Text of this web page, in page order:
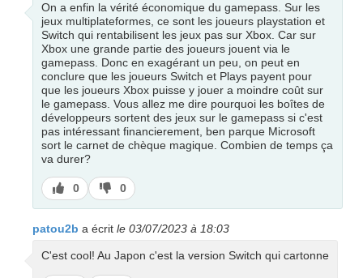
On a enfin la vérité économique du gamepass. Sur les
jeux multiplateformes, ce sont les joueurs playstation et
Switch qui rentabilisent les jeux pas sur Xbox. Car sur
Xbox une grande partie des joueurs jouent via le
gamepass. Donc en exagérant un peu, on peut en
conclure que les joueurs Switch et Plays payent pour
que les joueurs Xbox puisse y jouer a moindre coût sur
le gamepass. Vous allez me dire pourquoi les boîtes de
développeurs sortent des jeux sur le gamepass si c'est
pas intéressant financierement, ben parque Microsoft
sort le carnet de chèque magique. Combien de temps ça
va durer?
J’aime
0
J’aime
pas
0
patou2b a écrit le 03/07/2023 à 18:03
C'est cool! Au Japon c'est la version Switch qui cartonne